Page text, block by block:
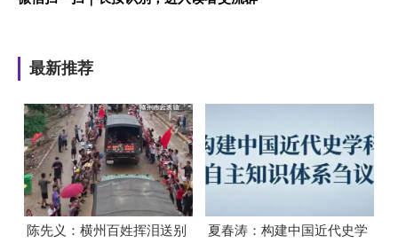
最新推荐
陈先义：横州百姓挥泪送别
夏春涛：构建中国近代史学